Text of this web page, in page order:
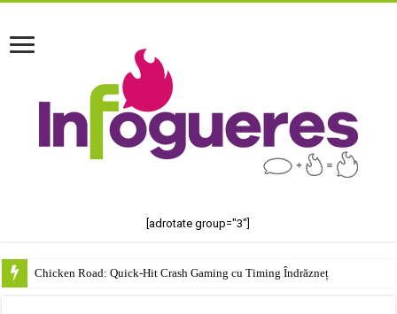
[adrotate group="3"]
Chicken Road: Quick‑Hit Crash Gaming cu Timing Îndrăzneț